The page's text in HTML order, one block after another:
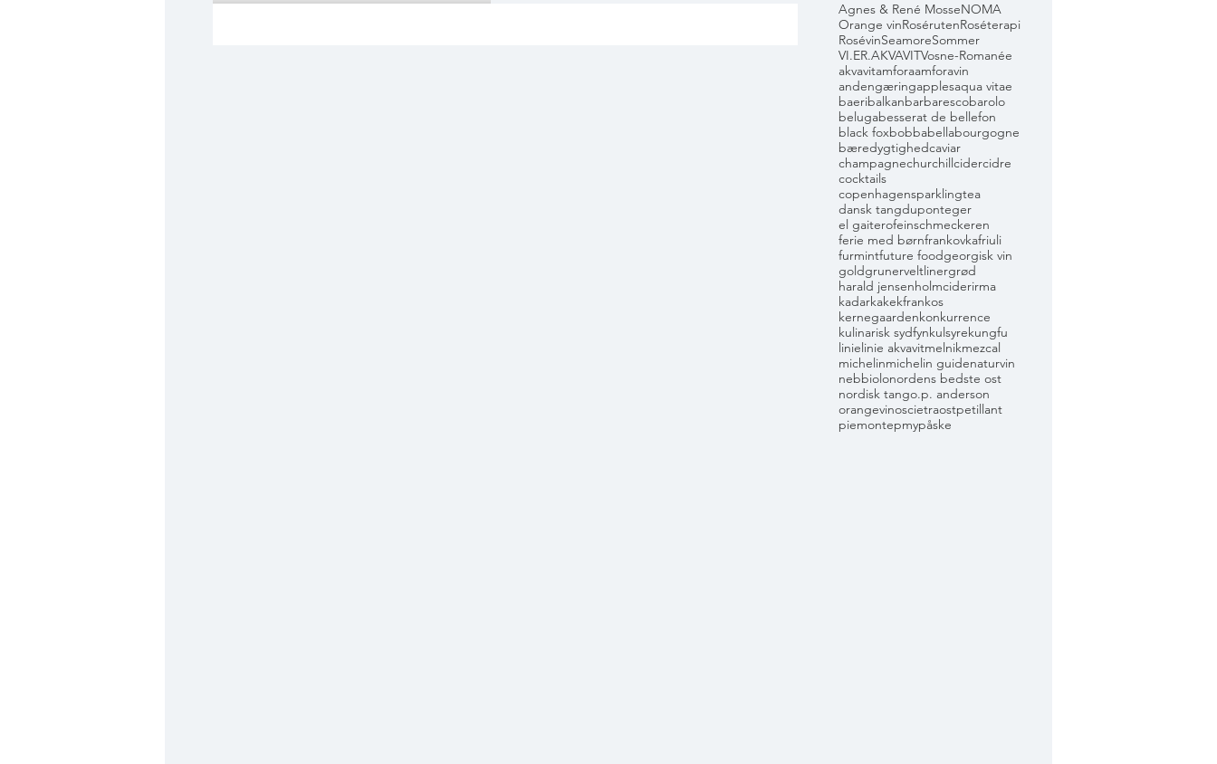
Agnes & René MosseNOMA
Orange vinRosérutenRoséterapi
RosévinSeamoreSommer
VI.ER.AKVAVITVosne-Romanée
akvavitamforaamforavin
andengæringapplesaqua vitae
baeribalkanbarbarescobarolo
belugabesserat de bellefon
black foxbobbabellabourgogne
bæredygtighedcaviar
champagnechurchillcidercidre
cocktails
copenhagensparklingtea
dansk tangduponteger
el gaiterofeinschmeckeren
ferie med børnfrankovkafriuli
furmintfuture foodgeorgisk vin
goldgrunerveltlinergrød
harald jensenholmciderirma
kadarkakekfrankos
kernegaardenkonkurrence
kulinarisk sydfynkulsyrekungfu
linielinie akvavitmelnikmezcal
michelinmichelin guidenaturvin
nebbiolonordens bedste ost
nordisk tango.p. anderson
orangevinoscietraostpetillant
piemontepmypåske